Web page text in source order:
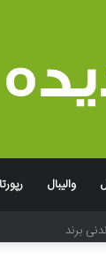
والیبال
برند